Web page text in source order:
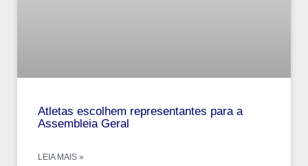
Atletas escolhem representantes para a
Assembleia Geral
LEIA MAIS »